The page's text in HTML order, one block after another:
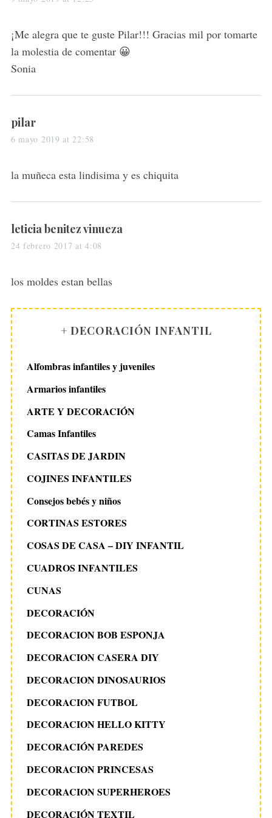
s
:
¡Me alegra que te guste Pilar!!! Gracias mil por tomarte
la molestia de comentar 😀
Sonia
s
a
s
pilar
6 mayo 2019 at 22:58
la muñeca esta lindisima y es chiquita
s
a
s
leticia benitez vinueza
24 febrero 2017 at 4:08
los moldes estan bellas
+ DECORACIÓN INFANTIL
Alfombras infantiles y juveniles
Armarios infantiles
ARTE Y DECORACIÓN
Camas Infantiles
CASITAS DE JARDIN
COJINES INFANTILES
Consejos bebés y niños
CORTINAS ESTORES
COSAS DE CASA – DIY INFANTIL
CUADROS INFANTILES
CUNAS
DECORACIÓN
DECORACION BOB ESPONJA
DECORACION CASERA DIY
DECORACION DINOSAURIOS
DECORACION FUTBOL
DECORACION HELLO KITTY
DECORACIÓN PAREDES
DECORACION PRINCESAS
DECORACION SUPERHEROES
DECORACIÓN TEXTIL